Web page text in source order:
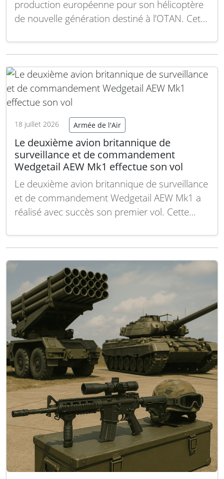
production européenne pour son hélicoptère
de nouvelle génération destiné à l’OTAN. Cette
constructeurs européens tout en facilitant la
Europe. Sikorsky a confirmé qu’elle poursuivait
l’installation d’une chaîne de production…
la suite
18 juillet 2026 Armée de l'Air
Le deuxième avion britannique de
surveillance et de commandement
Wedgetail AEW Mk1 effectue son vol
Le deuxième avion britannique de surveillance
et de commandement Wedgetail AEW Mk1 a
réalisé avec succès son premier vol. Cette
les capacités de surveillance aérienne du
détection et de coordination en opérations.
Équipé de radars et de systèmes de…
suite